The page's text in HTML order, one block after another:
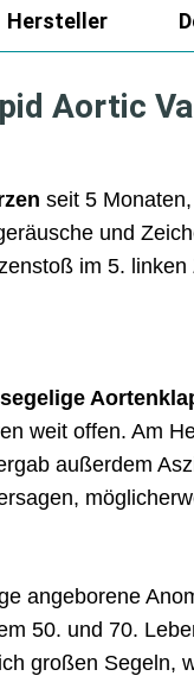
Hersteller
Aortic
seit 5
und
im 5.
weit offen. Am
außerdem
angeborene
50. und 70.
großen